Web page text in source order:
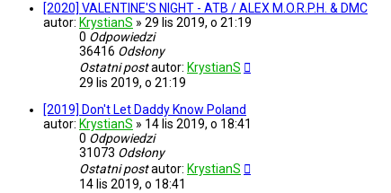
[2020] VALENTINE'S NIGHT - ATB / ALEX M.O.R.P.H. & DMC
autor: KrystianS » 29 lis 2019, o 21:19
0 Odpowiedzi
36416 Odsłony
Ostatni postautor: KrystianS
29 lis 2019, o 21:19
[2019] Don't Let Daddy Know Poland
autor: KrystianS » 14 lis 2019, o 18:41
0 Odpowiedzi
31073 Odsłony
Ostatni postautor: KrystianS
14 lis 2019, o 18:41